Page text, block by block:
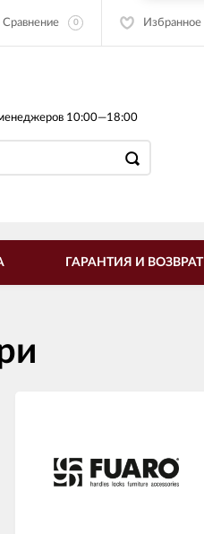
Сравнение 0 Избранное
10:00—18:00
ГАРАНТИЯ И ВОЗВРАТ